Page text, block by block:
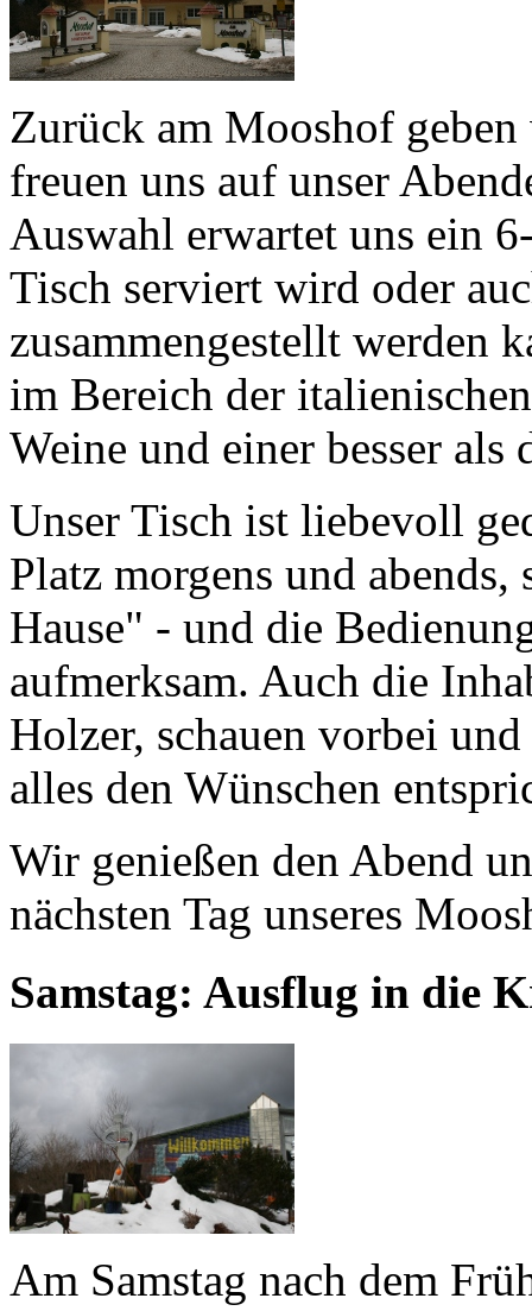
Zurück am Mooshof
freuen uns auf unser
Auswahl erwartet uns ein
Tisch serviert wird oder
zusammengestellt werden
im Bereich der
Weine und einer besser als
Unser Tisch ist liebevoll
Platz morgens und
Hause" - und die
aufmerksam. Auch die
Holzer, schauen vorbei
alles den Wünschen
Wir genießen den Abend
nächsten Tag unseres
Samstag: Ausflug in die
Am Samstag nach dem